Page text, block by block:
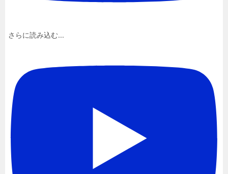
さらに読み込む...